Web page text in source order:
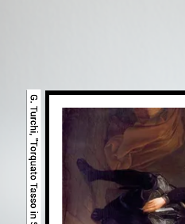
G. Turchi, "Torquato Tasso in Sant'Anna"